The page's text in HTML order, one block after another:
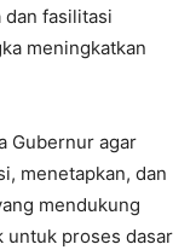
fasilitasi
meningkatkan
Gubernur agar
menetapkan, dan
mendukung
untuk proses dasar